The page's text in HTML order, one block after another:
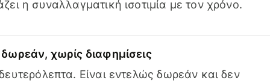
η συναλλαγματική ισοτιμία με τον χρόνο.
χωρίς διαφημίσεις
Είναι εντελώς δωρεάν και δεν